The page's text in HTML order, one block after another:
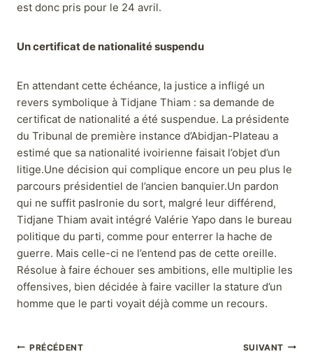
est donc pris pour le 24 avril.
Un certificat de nationalité suspendu
En attendant cette échéance, la justice a infligé un
revers symbolique à Tidjane Thiam : sa demande de
certificat de nationalité a été suspendue. La présidente
du Tribunal de première instance d’Abidjan-Plateau a
estimé que sa nationalité ivoirienne faisait l’objet d’un
litige.Une décision qui complique encore un peu plus le
parcours présidentiel de l’ancien banquier.Un pardon
qui ne suffit pasIronie du sort, malgré leur différend,
Tidjane Thiam avait intégré Valérie Yapo dans le bureau
politique du parti, comme pour enterrer la hache de
guerre. Mais celle-ci ne l’entend pas de cette oreille.
Résolue à faire échouer ses ambitions, elle multiplie les
offensives, bien décidée à faire vaciller la stature d’un
homme que le parti voyait déjà comme un recours.
PRÉCÉDENT SUIVANT